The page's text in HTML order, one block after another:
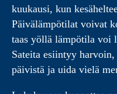
kuukausi, kun
Päivälämpötilat voivat
taas yöllä lämpötila voi
Sateita esiintyy
päivistä ja uida vielä